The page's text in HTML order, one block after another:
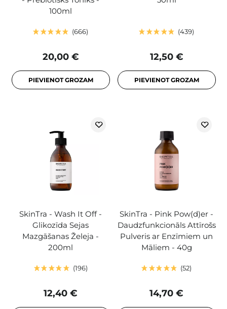
100ml
666
20,00 €
PIEVIENOT GROZAM
439
12,50 €
PIEVIENOT GROZAM
SkinTra - Wash It Off -
Glikozīda Sejas
Mazgāšanas Želeja -
200ml
196
12,40 €
SkinTra - Pink Pow(d)er -
Daudzfunkcionāls Attīrošs
Pulveris ar Enzīmiem un
Māliem - 40g
52
14,70 €